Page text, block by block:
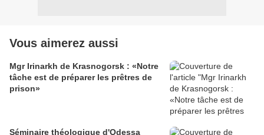
Vous aimerez aussi
Mgr Irinarkh de Krasnogorsk : «Notre
tâche est de préparer les prêtres de
prison»
Séminaire théologique d'Odessa